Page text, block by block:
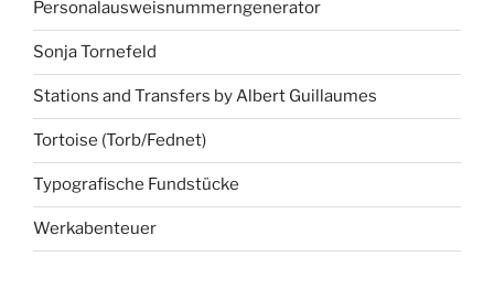
Personalausweisnummerngenerator
Sonja Tornefeld
Stations and Transfers by Albert Guillaumes
Tortoise (Torb/Fednet)
Typografische Fundstücke
Werkabenteuer